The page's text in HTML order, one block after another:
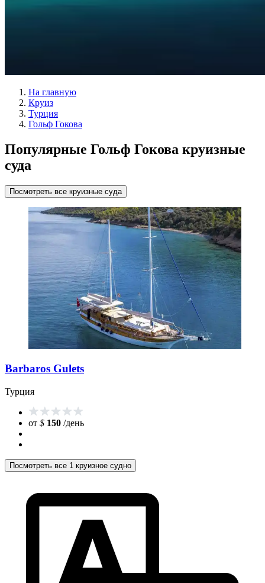
На главную
Круиз
Турция
Гольф Гокова
Популярные Гольф Гокова круизные
суда
Посмотреть все круизные суда
Barbaros Gulets
Турция
от $ 150 /день
Посмотреть все 1 круизное судно